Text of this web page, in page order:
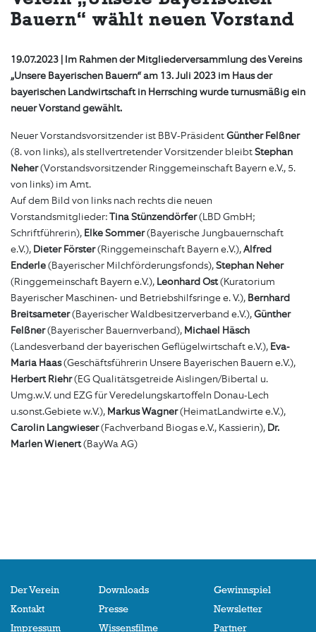
Bauern“ wählt neuen Vorstand
19.07.2023 | Im Rahmen der Mitgliederversammlung des Vereins
„Unsere Bayerischen Bauern“ am 13. Juli 2023 im Haus der
bayerischen Landwirtschaft in Herrsching wurde turnusmäßig ein
neuer Vorstand gewählt.
Neuer Vorstandsvorsitzender ist BBV-PräsidentGünther Felßner
(8. von links), als stellvertretender Vorsitzender bleibtStephan
Neher(Vorstandsvorsitzender Ringgemeinschaft Bayern e.V., 5.
von links) im Amt.
Auf dem Bild von links nach rechts die neuen
Vorstandsmitglieder:Tina Stünzendörfer(LBD GmbH;
Schriftführerin), Elke Sommer(Bayerische Jungbauernschaft
e.V.), Dieter Förster(Ringgemeinschaft Bayern e.V.),Alfred
Enderle(Bayerischer Milchförderungsfonds),Stephan Neher
(Ringgemeinschaft Bayern e.V.), Leonhard Ost(Kuratorium
Bayerischer Maschinen- und Betriebshilfsringe e. V.), Bernhard
Breitsameter(Bayerischer Waldbesitzerverband e.V.),Günther
Felßner(Bayerischer Bauernverband), Michael Häsch
(Landesverband der bayerischen Geflügelwirtschaft e.V.), Eva-
Maria Haas(Geschäftsführerin Unsere Bayerischen Bauern e.V.),
Herbert Riehr(EG Qualitätsgetreide Aislingen/Bibertal u.
Umg.w.V. und EZG für Veredelungskartoffeln Donau-Lech
u.sonst.Gebiete w.V.), Markus Wagner(HeimatLandwirte e.V.),
Carolin Langwieser(Fachverband Biogas e.V., Kassierin), Dr.
Marlen Wienert(BayWa AG)
Der Verein
Kontakt
Impressum
Downloads
Presse
Wissensfilme
Gewinnspiel
Newsletter
Partner